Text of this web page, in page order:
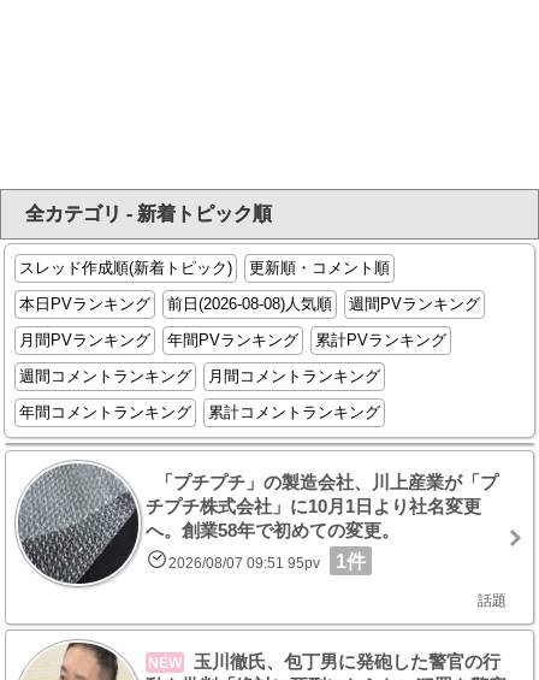
全カテゴリ - 新着トピック順
スレッド作成順(新着トピック)
更新順・コメント順
本日PVランキング
前日(2026-08-08)人気順
週間PVランキング
月間PVランキング
年間PVランキング
累計PVランキング
週間コメントランキング
月間コメントランキング
年間コメントランキング
累計コメントランキング
「プチプチ」の製造会社、川上産業が「プ
チプチ株式会社」に10月1日より社名変更
へ。創業58年で初めての変更。
2026/08/07 09:51 95pv 1件
話題
NEW
玉川徹氏、包丁男に発砲した警官の行